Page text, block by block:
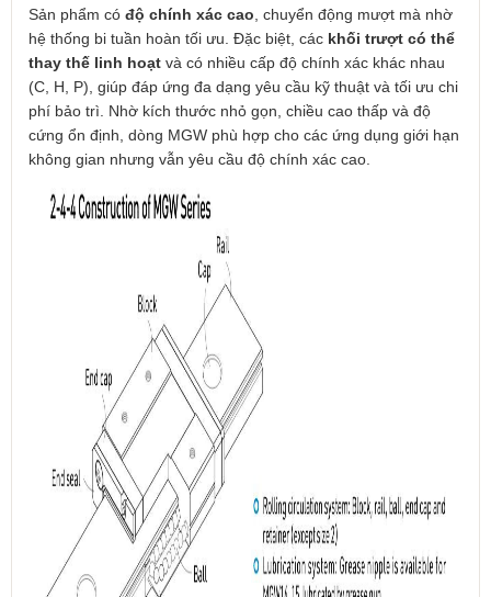
Sản phẩm có độ chính xác cao , chuyển động mượt mà nhờ
hệ thống bi tuần hoàn tối ưu. Đặc biệt, các khối trượt có thể
thay thế linh hoạt và có nhiều cấp độ chính xác khác nhau
(C, H, P), giúp đáp ứng đa dạng yêu cầu kỹ thuật và tối ưu chi
phí bảo trì. Nhờ kích thước nhỏ gọn, chiều cao thấp và độ
cứng ổn định, dòng MGW phù hợp cho các ứng dụng giới hạn
không gian nhưng vẫn yêu cầu độ chính xác cao.